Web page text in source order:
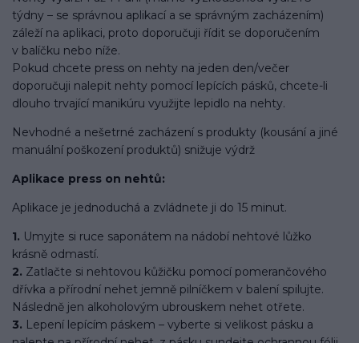
týdny – se správnou aplikací a se správným zacházením)
záleží na aplikaci, proto doporučuji řídit se doporučením
v balíčku nebo níže.
Pokud chcete press on nehty na jeden den/večer
doporučuji nalepit nehty pomocí lepících pásků, chcete-li
dlouho trvající manikúru využijte lepidlo na nehty.
Nevhodné a nešetrné zacházení s produkty (kousání a jiné
manuální poškození produktů) snižuje výdrž
Aplikace press on nehtů:
Aplikace je jednoduchá a zvládnete ji do 15 minut.
1. Umyjte si ruce saponátem na nádobí nehtové lůžko
krásně odmastí.
2. Zatlačte si nehtovou kůžičku pomocí pomerančového
dřívka a přírodní nehet jemně pilníčkem v balení spilujte.
Následně jen alkoholovým ubrouskem nehet otřete.
3. Lepení lepícím páskem – vyberte si velikost pásku a